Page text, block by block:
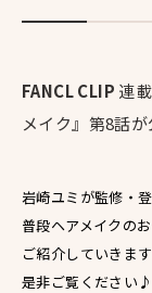
FANCL CLIP 連
メイク』第8話
岩崎ユミが監修・
普段ヘアメイクの
ご紹介していきます
是非ご覧ください♪